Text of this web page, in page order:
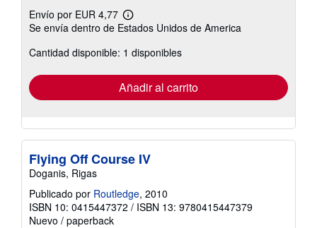
Envío por EUR 4,77
Más
información
las
tarifas
envío
Se envía dentro de Estados Unidos de America
Cantidad disponible: 1 disponibles
Añadir al carrito
Flying Off Course IV
Doganis, Rigas
Publicado por Routledge, 2010
ISBN 10: 0415447372 / ISBN 13: 9780415447379
Nuevo / paperback